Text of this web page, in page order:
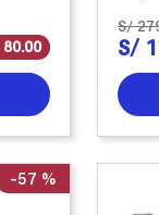
80.00
S/
S/
-57 %